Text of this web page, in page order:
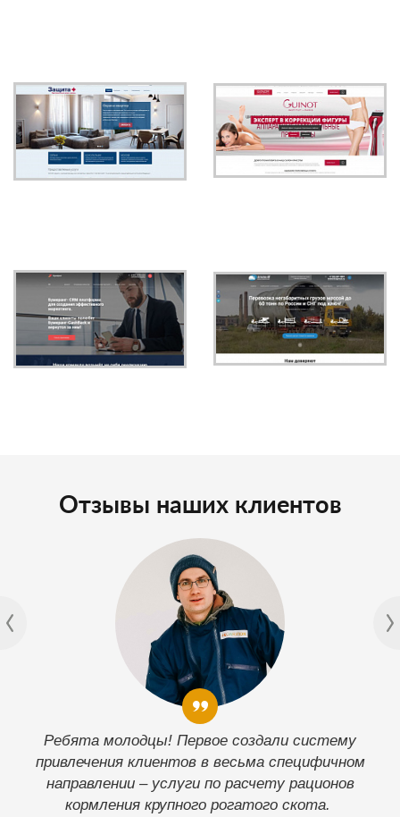
Отзывы наших клиентов
Ребята молодцы! Первое создали систему
привлечения клиентов в весьма специфичном
направлении – услуги по расчету рационов
кормления крупного рогатого скота.
Что можно сказать? Ребята работают. И
работают качественно. После приобретения мной
вертолетного клуба «Аэросоюз» потребовалась
реконструкция сайта клуба. Друзья